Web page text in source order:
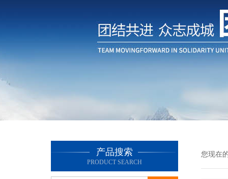
产品搜索
PRODUCT SEARCH
您现在